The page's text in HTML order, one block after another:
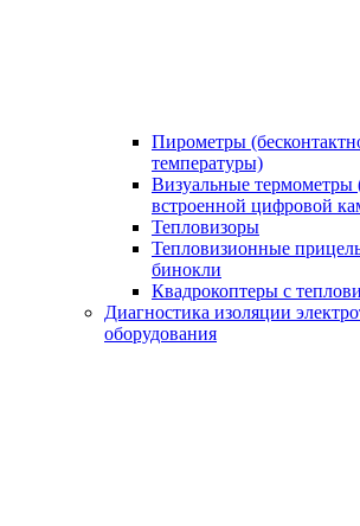
Пирометры
температуры)
Визуальные термометры
встроенной цифровой
Тепловизоры
Тепловизионные
бинокли
Квадрокоптеры с
Диагностика изоляции
оборудования